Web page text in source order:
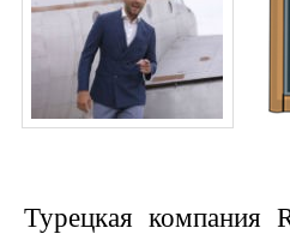
Турецкая компания